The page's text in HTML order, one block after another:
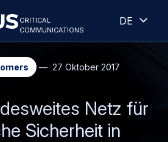
Direkt
zum
Inhalt
Skip
to
search
critical
communications
Deutsch
27 Oktober 2017
Netz für
Sicherheit in